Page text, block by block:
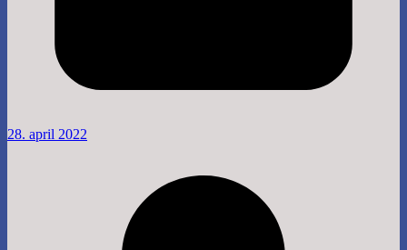
28. april 2022